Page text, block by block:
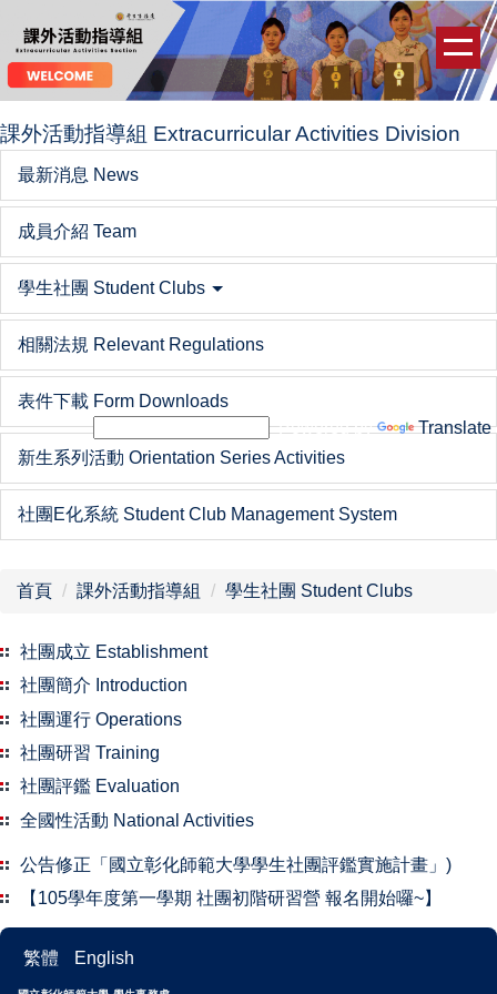
到
主
要
內
容
區
Powered by Translate
課外活動指導組 Extracurricular Activities Division
最新消息 News
成員介紹 Team
學生社團 Student Clubs
相關法規 Relevant Regulations
表件下載 Form Downloads
新生系列活動 Orientation Series Activities
社團E化系統 Student Club Management System
首頁 課外活動指導組 學生社團 Student Clubs
社團成立 Establishment
社團簡介 Introduction
社團運行 Operations
社團研習 Training
社團評鑑 Evaluation
全國性活動 National Activities
公告修正「國立彰化師範大學學生社團評鑑實施計畫」)
【105學年度第一學期 社團初階研習營 報名開始囉~】
繁體 English